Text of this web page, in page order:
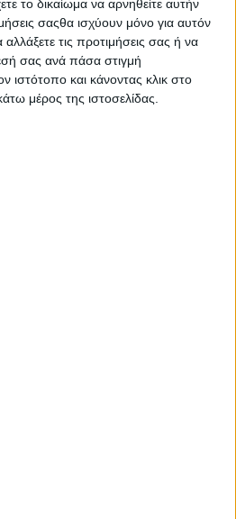
το δικαίωμα να αρνηθείτε αυτήν
σαςθα ισχύουν μόνο για αυτόν
τις προτιμήσεις σας ή να
σας ανά πάσα στιγμή
ιστότοπο και κάνοντας κλικ στο
μέρος της ιστοσελίδας.
σημάνσεις και να
των τροχονόμων.
κατά την οδήγηση κινητά
που αποσπούν την